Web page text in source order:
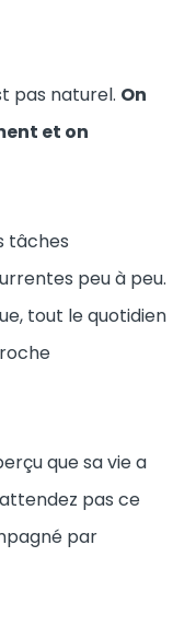
pas naturel. On
et on
tâches
peu à peu.
tout le quotidien
que sa vie a
pas ce
par